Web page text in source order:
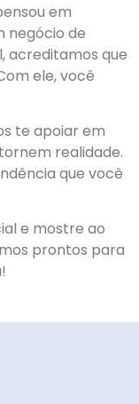
em
negócio de
acreditamos que
ele, você
te apoiar em
realidade.
que você
e mostre ao
prontos para